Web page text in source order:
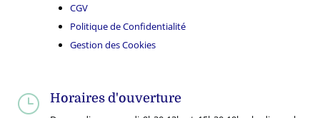
CGV
Politique de Confidentialité
Gestion des Cookies
} Horaires d'ouverture